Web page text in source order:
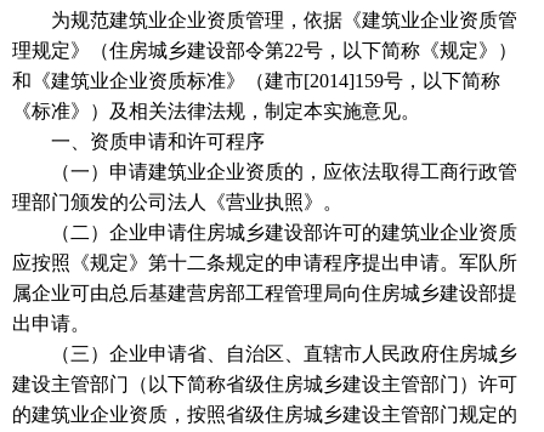
为规范建筑业企业资质管理，依据《建筑业企业资质管
理规定》（住房城乡建设部令第22号，以下简称《规定》）
和《建筑业企业资质标准》（建市[2014]159号，以下简称
《标准》）及相关法律法规，制定本实施意见。
一、资质申请和许可程序
（一）申请建筑业企业资质的，应依法取得工商行政管
理部门颁发的公司法人《营业执照》。
（二）企业申请住房城乡建设部许可的建筑业企业资质
应按照《规定》第十二条规定的申请程序提出申请。军队所
属企业可由总后基建营房部工程管理局向住房城乡建设部提
出申请。
（三）企业申请省、自治区、直辖市人民政府住房城乡
建设主管部门（以下简称省级住房城乡建设主管部门）许可
的建筑业企业资质，按照省级住房城乡建设主管部门规定的